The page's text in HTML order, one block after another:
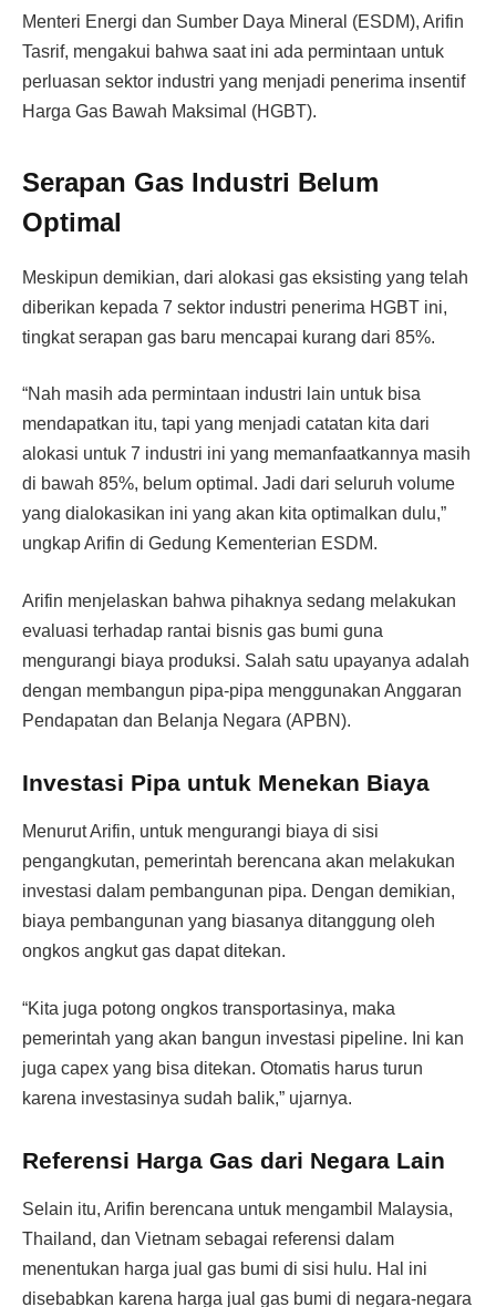
Menteri Energi dan Sumber Daya Mineral (ESDM), Arifin
Tasrif, mengakui bahwa saat ini ada permintaan untuk
perluasan sektor industri yang menjadi penerima insentif
Harga Gas Bawah Maksimal (HGBT).
Serapan Gas Industri Belum
Optimal
Meskipun demikian, dari alokasi gas eksisting yang telah
diberikan kepada 7 sektor industri penerima HGBT ini,
tingkat serapan gas baru mencapai kurang dari 85%.
“Nah masih ada permintaan industri lain untuk bisa
mendapatkan itu, tapi yang menjadi catatan kita dari
alokasi untuk 7 industri ini yang memanfaatkannya masih
di bawah 85%, belum optimal. Jadi dari seluruh volume
yang dialokasikan ini yang akan kita optimalkan dulu,”
ungkap Arifin di Gedung Kementerian ESDM.
Arifin menjelaskan bahwa pihaknya sedang melakukan
evaluasi terhadap rantai bisnis gas bumi guna
mengurangi biaya produksi. Salah satu upayanya adalah
dengan membangun pipa-pipa menggunakan Anggaran
Pendapatan dan Belanja Negara (APBN).
Investasi Pipa untuk Menekan Biaya
Menurut Arifin, untuk mengurangi biaya di sisi
pengangkutan, pemerintah berencana akan melakukan
investasi dalam pembangunan pipa. Dengan demikian,
biaya pembangunan yang biasanya ditanggung oleh
ongkos angkut gas dapat ditekan.
“Kita juga potong ongkos transportasinya, maka
pemerintah yang akan bangun investasi pipeline. Ini kan
juga capex yang bisa ditekan. Otomatis harus turun
karena investasinya sudah balik,” ujarnya.
Referensi Harga Gas dari Negara Lain
Selain itu, Arifin berencana untuk mengambil Malaysia,
Thailand, dan Vietnam sebagai referensi dalam
menentukan harga jual gas bumi di sisi hulu. Hal ini
disebabkan karena harga jual gas bumi di negara-negara